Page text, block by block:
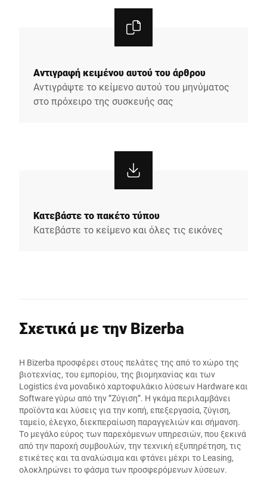
Αντιγραφή κειμένου αυτού του άρθρου
Αντιγράψτε το κείμενο αυτού του μηνύματος
στο πρόχειρο της συσκευής σας
Κατεβάστε το πακέτο τύπου
Κατεβάστε το κείμενο και όλες τις εικόνες
Σχετικά με την Bizerba
Η Bizerba προσφέρει στους πελάτες της από το χώρο της
βιοτεχνίας, του εμπορίου, της βιομηχανίας και των
Logistics ένα μοναδικό χαρτοφυλάκιο λύσεων Ηardware και
Software γύρω από την ”Ζύγιση”. Η γκάμα περιλαμβάνει
προϊόντα και λύσεις για την κοπή, επεξεργασία, ζύγιση,
ταμείο, έλεγχο, διεκπεραίωση παραγγελιών και σήμανση.
Το μεγάλο εύρος των παρεχόμενων υπηρεσιών, που ξεκινά
από την παροχή συμβουλών, την τεχνική εξυπηρέτηση, τις
ετικέτες και τα αναλώσιμα και φτάνει μέχρι το Leasing,
ολοκληρώνει το φάσμα των προσφερόμενων λύσεων.